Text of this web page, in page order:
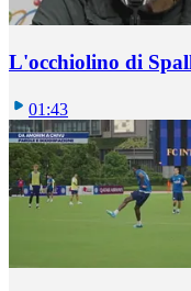
L'occhiolino di
01:43